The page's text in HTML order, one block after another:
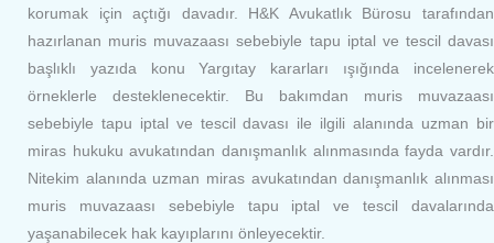
korumak için açtığı davadır. H&K Avukatlık Bürosu tarafından
hazırlanan muris muvazaası sebebiyle tapu iptal ve tescil davası
başlıklı yazıda konu Yargıtay kararları ışığında incelenerek
örneklerle desteklenecektir. Bu bakımdan muris muvazaası
sebebiyle tapu iptal ve tescil davası ile ilgili alanında uzman bir
miras hukuku avukatından danışmanlık alınmasında fayda vardır.
Nitekim alanında uzman miras avukatından danışmanlık alınması
muris muvazaası sebebiyle tapu iptal ve tescil davalarında
yaşanabilecek hak kayıplarını önleyecektir.